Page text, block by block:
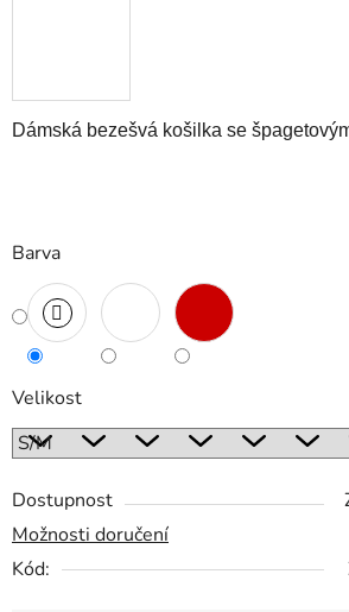
Dámská bezešvá košilka se
Barva
Velikost
Dostupnost
Možnosti doručení
Kód: